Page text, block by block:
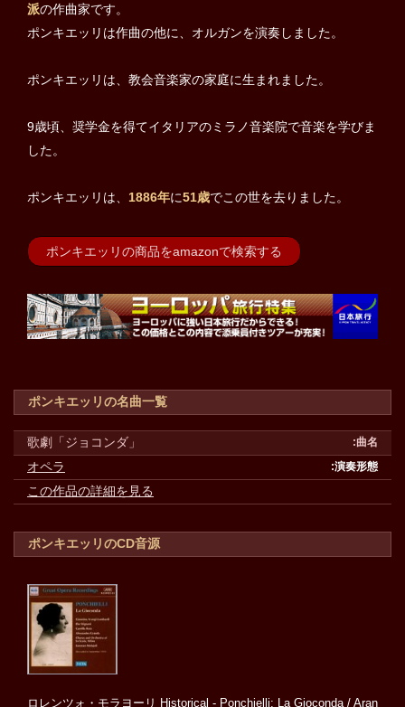
派の作曲家です。
ポンキエッリは作曲の他に、オルガンを演奏しました。
ポンキエッリは、教会音楽家の家庭に生まれました。
9歳頃、奨学金を得てイタリアのミラノ音楽院で音楽を学びま
した。
ポンキエッリは、 1886年に51歳でこの世を去りました。
ポンキエッリの商品をamazonで検索する
ポンキエッリの名曲一覧
歌劇「ジョコンダ」
オペラ
この作品の詳細を見る
ポンキエッリのCD音源
ロレンツォ・モラヨーリ Historical - Ponchielli: La Gioconda / Aran